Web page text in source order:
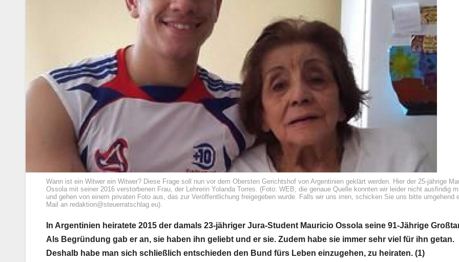
Wann ist ein Witwer ein Witwer? Diese Frage soll nun vor dem Obersten Gerichtshof von Argentinien geklärt werden. Hier der 25-jährige
Ossola mit seiner 2016 verstorbenen Frau, der Lehrerin Yolanda Torres. (Foto: WEB; die genaue Quelle konnten wir leider nicht ausfindig
und gehen von einem privaten Foto aus, das zur Veröffentlichung freigegeben wurde. Falls wir uns irren, schicken Sie uns bitte umgehend
Mail an redaktion@steuerratschlag.eu).
In Argentinien heiratete 2015 der damals 23-jähriger Jura-Student Mauricio Ossola seine 91-Jährige
Als Begründung gab er an, sie haben ihn geliebt und er sie. Zudem habe sie immer sehr viel für ihn getan.
Deshalb habe man sich schließlich entschieden den Bund fürs Leben einzugehen, zu heiraten. (1)